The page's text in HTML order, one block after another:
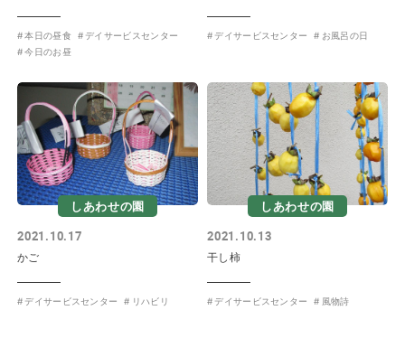
本日の昼食
デイサービスセンター
今日のお昼
デイサービスセンター お風呂の日
しあわせの園
2021.10.17
かご
デイサービスセンター リハビリ
しあわせの園
2021.10.13
干し柿
デイサービスセンター 風物詩